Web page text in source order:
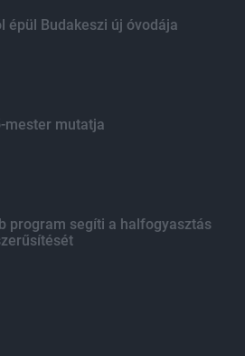
épül Budakeszi új óvodája
mester mutatja
program segíti a halfogyasztás